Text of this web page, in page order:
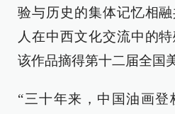
验与历史的集体记忆相
人在中西文化交流中的
该作品摘得第十二届全国
“三十年来，中国油画